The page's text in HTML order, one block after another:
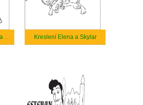
Kreslení princezny Elena z Avaloru Kreslení Elena a Skylar